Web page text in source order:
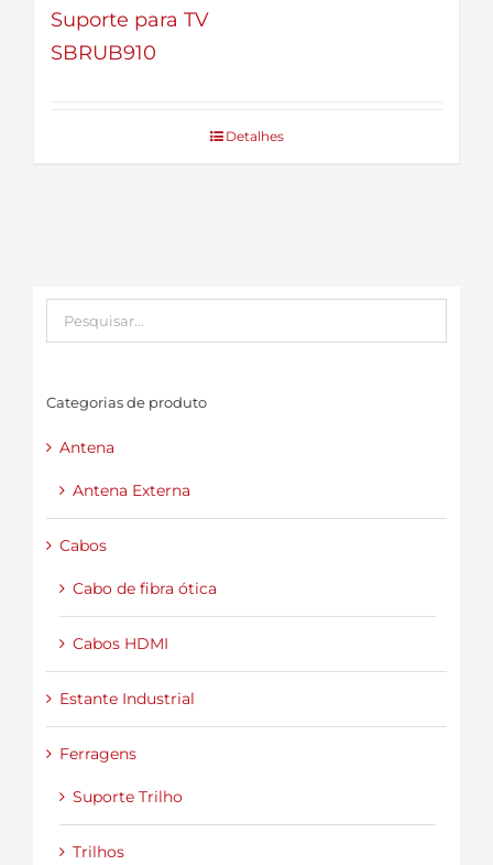
Suporte para TV
SBRUB910
Detalhes
Categorias de produto
Antena
Antena Externa
Cabos
Cabo de fibra ótica
Cabos HDMI
Estante Industrial
Ferragens
Suporte Trilho
Trilhos